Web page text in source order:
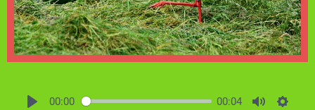
00:00 00:04